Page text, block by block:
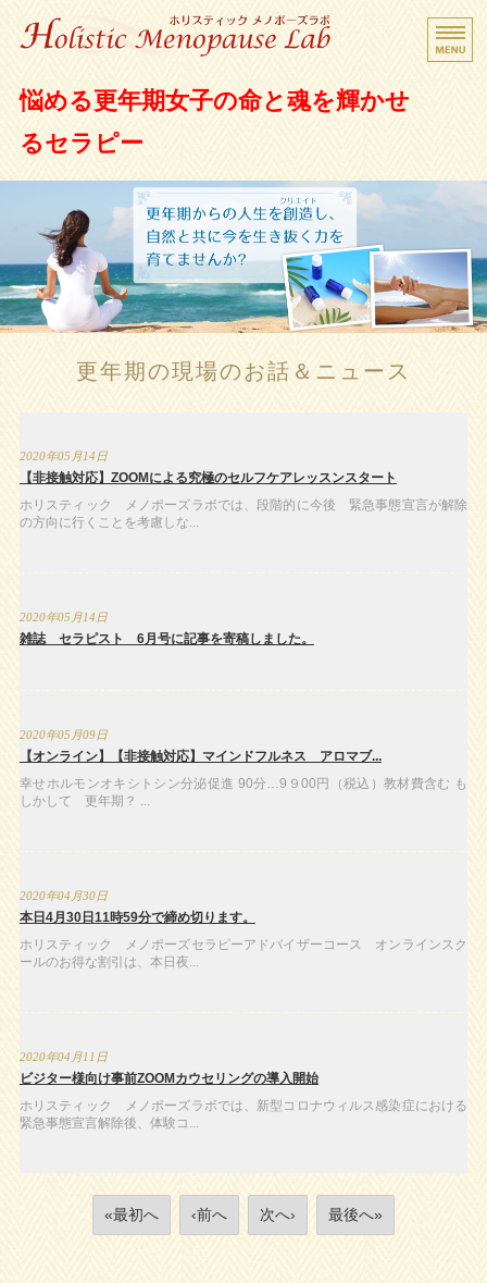
ーズラボ
悩める更年期女子の命と魂を輝かせ
るセラピー
Beginner's Guide
Holistic Menopause
Menu
更年期の現場のお話＆ニュース
2020年05月14日
【非接触対応】ZOOMによる究極のセルフケアレッスンスタート
ホリスティック メノポーズラボでは、段階的に今後 緊急事態宣言が解除
の方向に行くことを考慮しな...
2020年05月14日
雑誌 セラピスト 6月号に記事を寄稿しました。
2020年05月09日
【オンライン】【非接触対応】マインドフルネス アロマブ...
幸せホルモンオキシトシン分泌促進 90分…9９00円（税込）教材費含む も
しかして 更年期？ ...
2020年04月30日
本日4月30日11時59分で締め切ります。
ホリスティック メノポーズセラピーアドバイザーコース オンラインスク
ールのお得な割引は、本日夜...
2020年04月11日
ビジター様向け事前ZOOMカウセリングの導入開始
ホリスティック メノポーズラボでは、新型コロナウィルス感染症における
緊急事態宣言解除後、体験コ...
«最初へ ‹前へ 次へ› 最後へ»